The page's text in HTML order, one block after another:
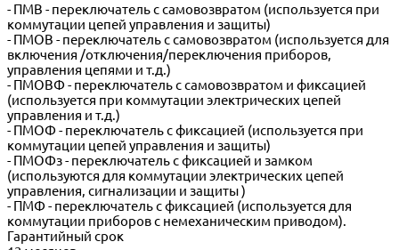
- ПМВ - переключатель с самовозвратом (используется при
коммутации цепей управления и защиты)
- ПМОВ - переключатель с самовозвратом (используется для
включения /отключения/переключения приборов,
управления цепями и т.д.)
- ПМОВФ - переключатель с самовозвратом и фиксацией
(используется при коммутации электрических цепей
управления и т.д.)
- ПМОФ - переключатель с фиксацией (используется при
коммутации цепей управления и защиты)
- ПМОФз - переключатель с фиксацией и замком
(используются для коммутации электрических цепей
управления, сигнализации и защиты )
- ПМФ - переключатель с фиксацией (используется для
коммутации приборов с немеханическим приводом).
Гарантийный срок